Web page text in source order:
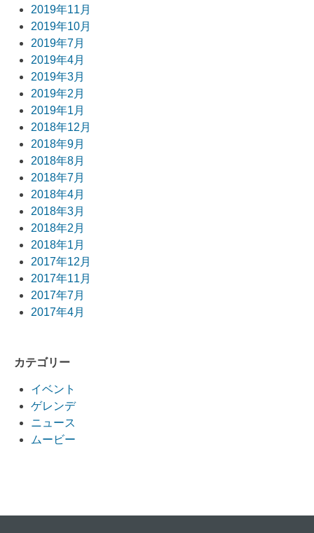
2019年11月
2019年10月
2019年7月
2019年4月
2019年3月
2019年2月
2019年1月
2018年12月
2018年9月
2018年8月
2018年7月
2018年4月
2018年3月
2018年2月
2018年1月
2017年12月
2017年11月
2017年7月
2017年4月
カテゴリー
イベント
ゲレンデ
ニュース
ムービー